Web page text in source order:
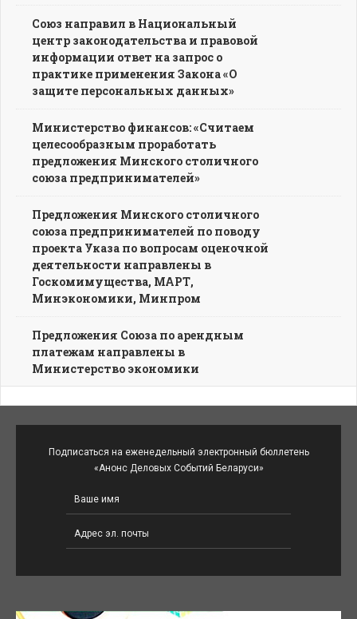
Союз направил в Национальный
центр законодательства и правовой
информации ответ на запрос о
практике применения Закона «О
защите персональных данных»
Министерство финансов: «Считаем
целесообразным проработать
предложения Минского столичного
союза предпринимателей»
Предложения Минского столичного
союза предпринимателей по поводу
проекта Указа по вопросам оценочной
деятельности направлены в
Госкомимущества, МАРТ,
Минэкономики, Минпром
Предложения Союза по арендным
платежам направлены в
Министерство экономики
Подписаться на еженедельный электронный бюллетень
«Анонс Деловых Событий Беларуси»